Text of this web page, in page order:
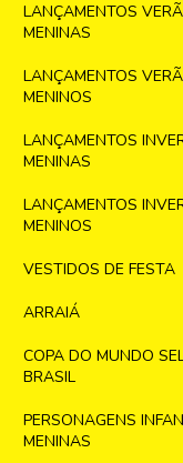
LANÇAMENTOS
MENINAS
LANÇAMENTOS
MENINOS
LANÇAMENTOS
MENINAS
LANÇAMENTOS
MENINOS
VESTIDOS DE FESTA
ARRAIÁ
COPA DO MUNDO
BRASIL
PERSONAGENS
MENINAS